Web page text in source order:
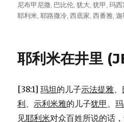
on
尼布甲尼撒 巴比伦 ,犹大 ,犹甲 ,玛西
耶利米 ,耶路撒冷 ,西底家 ,西番雅 ,迦
耶利米在井里
[38:1]玛坦的儿子示法提雅、
利、示利米雅的儿子犹甲 、
见耶利米对众百姓所说的话，